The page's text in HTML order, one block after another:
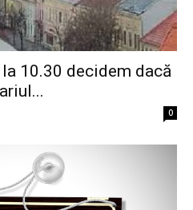
10.30 decidem dacă
0